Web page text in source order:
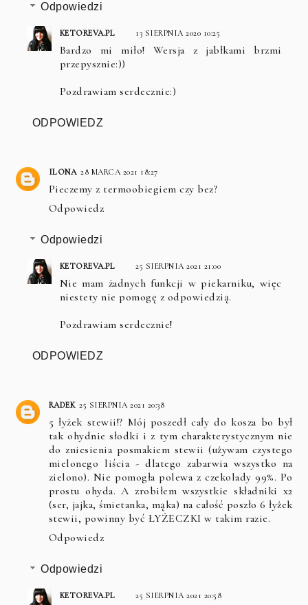
Odpowiedzi
KETOREVA.PL 13 SIERPNIA 2020 10:25
Bardzo mi miło! Wersja z jabłkami brzmi
przepysznie:))
Pozdrawiam serdecznie:)
ODPOWIEDZ
ILONA 28 MARCA 2021 18:27
Pieczemy z termoobiegiem czy bez?
Odpowiedz
Odpowiedzi
KETOREVA.PL 25 SIERPNIA 2021 21:00
Nie mam żadnych funkcji w piekarniku, więc
niestety nie pomogę z odpowiedzią.
Pozdrawiam serdecznie!
ODPOWIEDZ
RADEK 25 SIERPNIA 2021 20:38
5 łyżek stewii!? Mój poszedł cały do kosza bo był
tak ohydnie słodki i z tym charakterystycznym nie
do zniesienia posmakiem stewii (używam czystego
mielonego liścia - dlatego zabarwia wszystko na
zielono). Nie pomogła polewa z czekolady 99%. Po
prostu ohyda. A zrobiłem wszystkie składniki x2
(ser, jajka, śmietanka, mąka) na całość poszło 6 łyżek
stewii, powinny być ŁYŻECZKI w takim razie.
Odpowiedz
Odpowiedzi
KETOREVA.PL 25 SIERPNIA 2021 20:58